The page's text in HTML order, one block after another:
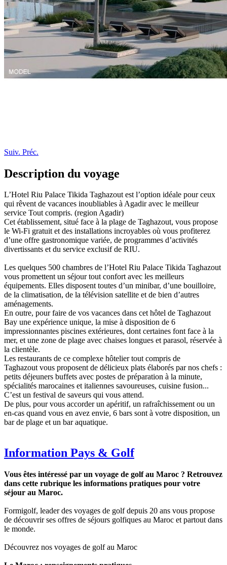
Suiv. Préc.
Description du voyage
L’Hotel Riu Palace Tikida Taghazout est l’option idéale pour ceux
qui rêvent de vacances inoubliables à Agadir avec le meilleur
service Tout compris. (region Agadir)
Cet établissement, situé face à la plage de Taghazout, vous propose
le Wi-Fi gratuit et des installations incroyables où vous profiterez
d’une offre gastronomique variée, de programmes d’activités
divertissants et du service exclusif de RIU.
Les quelques 500 chambres de l’Hotel Riu Palace Tikida Taghazout
vous promettent un séjour tout confort avec les meilleurs
équipements. Elles disposent toutes d’un minibar, d’une bouilloire,
de la climatisation, de la télévision satellite et de bien d’autres
aménagements.
En outre, pour faire de vos vacances dans cet hôtel de Taghazout
Bay une expérience unique, la mise à disposition de 6
impressionnantes piscines extérieures, dont certaines font face à la
mer, et une zone de plage avec chaises longues et parasol, réservée à
la clientèle.
Les restaurants de ce complexe hôtelier tout compris de
Taghazout vous proposent de délicieux plats élaborés par nos chefs :
petits déjeuners buffets avec postes de préparation à la minute,
spécialités marocaines et italiennes savoureuses, cuisine fusion...
C’est un festival de saveurs qui vous attend.
De plus, pour vous accorder un apéritif, un rafraîchissement ou un
en-cas quand vous en avez envie, 6 bars sont à votre disposition, un
bar de plage et un bar aquatique.
Information Pays & Golf
Vous êtes intéressé par un voyage de golf au Maroc ? Retrouvez
dans cette rubrique les informations pratiques pour votre
séjour au Maroc.
Formigolf, leader des voyages de golf depuis 20 ans vous propose
de découvrir ses offres de séjours golfiques au Maroc et partout dans
le monde.
Découvrez nos voyages de golf au Maroc